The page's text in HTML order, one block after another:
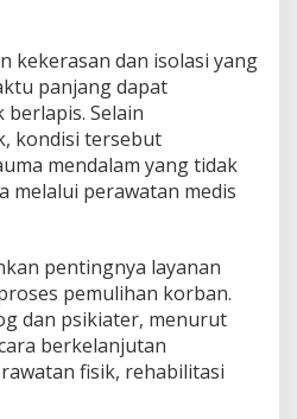
kekerasan dan isolasi yang
panjang dapat
Selain
kondisi tersebut
mendalam yang tidak
melalui perawatan medis
pentingnya layanan
pemulihan korban.
dan psikiater, menurut
berkelanjutan
fisik, rehabilitasi